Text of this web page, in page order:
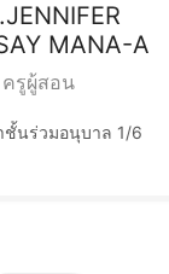
MANA-A
ครูผู้สอน
ชั้นร่วมอนุบาล 1/6